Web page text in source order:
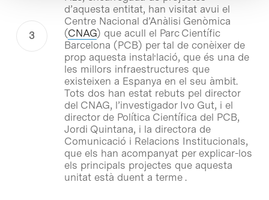
d’aquesta entitat, han visitat avui el
Centre Nacional d’Anàlisi Genòmica
(CNAG) que acull el Parc Científic
Barcelona (PCB) per tal de conèixer de
prop aquesta instal·lació, que és una de
les millors infraestructures que
existeixen a Espanya en el seu àmbit.
Tots dos han estat rebuts pel director
del CNAG, l’investigador Ivo Gut, i el
director de Política Científica del PCB,
Jordi Quintana, i la directora de
Comunicació i Relacions Institucionals,
que els han acompanyat per explicar-los
els principals projectes que aquesta
unitat està duent a terme .